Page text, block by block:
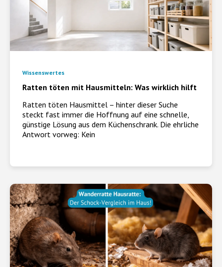
Ratten töten mit Hausmitteln: Was wirklich hilft
Ratten töten Hausmittel – hinter dieser Suche
steckt fast immer die Hoffnung auf eine schnelle,
günstige Lösung aus dem Küchenschrank. Die ehrliche
Antwort vorweg: Kein
Wissenswertes